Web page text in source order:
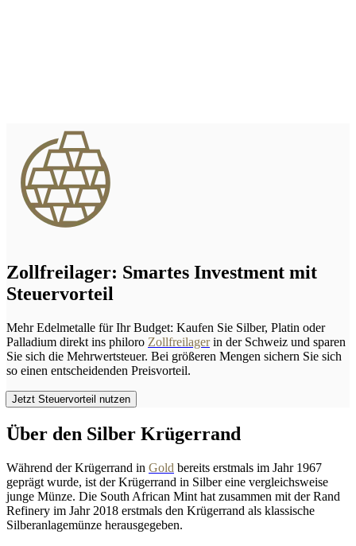
Zollfreilager: Smartes Investment mit
Steuervorteil
Mehr Edelmetalle für Ihr Budget: Kaufen Sie Silber, Platin oder
Palladium direkt ins philoro Zollfreilagerin der Schweiz und sparen
Sie sich die Mehrwertsteuer. Bei größeren Mengen sichern Sie sich
so einen entscheidenden Preisvorteil.
Jetzt Steuervorteil nutzen
Über den Silber Krügerrand
Während der Krügerrand in Gold bereits erstmals im Jahr 1967
geprägt wurde, ist der Krügerrand in Silber eine vergleichsweise
junge Münze. Die South African Mint hat zusammen mit der Rand
Refinery im Jahr 2018 erstmals den Krügerrand als klassische
Silberanlagemünze herausgegeben.